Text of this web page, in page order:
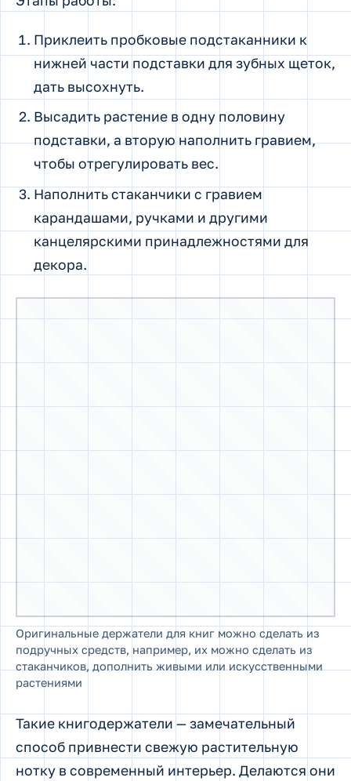
подставки, а вторую наполнить гравием,
чтобы отрегулировать вес.
Наполнить стаканчики с гравием
карандашами, ручками и другими
канцелярскими принадлежностями для
декора.
растениями
Такие книгодержатели — замечательный
нотку в современный интерьер. Делаются они
качественно и стильно.
Каменные упоры для книг смастерить еще
проще: достаточно найти на улице
подходящий булыжник, покрыть его краской
образом, может принимать любой внешний
вид в зависимости от фантазии автора:
сделайте его похожим на кусочек сыра,